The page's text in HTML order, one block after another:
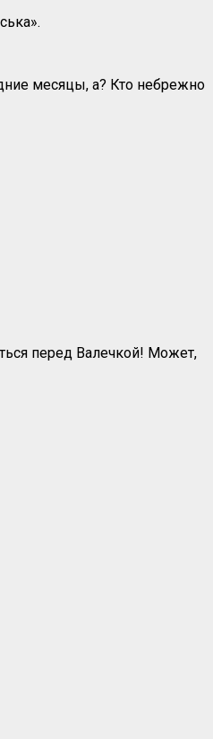
месяцы, а? Кто небрежно
перед Валечкой! Может,